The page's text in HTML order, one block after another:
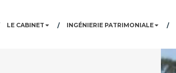
LE CABINET INGÉNIERIE PATRIMONIALE